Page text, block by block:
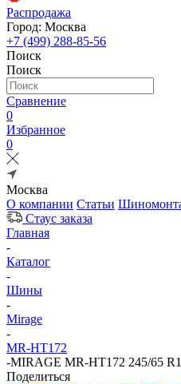
Распродажа
Город: Москва
+7 (499) 288-85-56
Поиск
Поиск
Сравнение
0
Избранное
0
Москва
О компании Статьи
Стаус заказа
Главная
-
Каталог
-
Шины
-
Mirage
-
MR-HT172
-MIRAGE MR-HT172 245/65
Поделиться